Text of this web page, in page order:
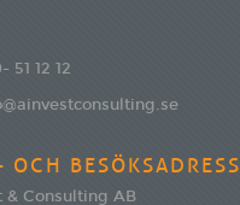
51 12 12
OCH BESÖKSADRESS
& Consulting AB